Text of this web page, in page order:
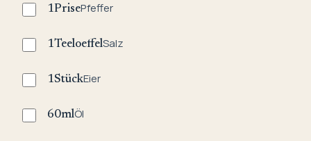
1PrisePfeffer
1TeeloeffelSalz
1StückEier
60mlÖl